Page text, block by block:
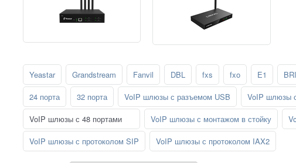
Yeastar Grandstream Fanvil DBL fxs fxo E1 BRI
24 порта
32 порта VoIP шлюзы с разъемом USB VoIP шлюзы
VoIP шлюзы с 48 портами
VoIP шлюзы с монтажом в стойку
VoIP шлюзы с протоколом SIP
VoIP шлюзы с протоколом IAX2